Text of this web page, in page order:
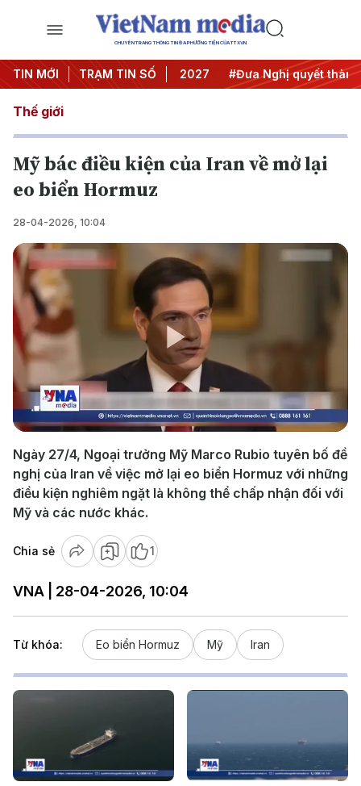
CHUYÊN TRANG THÔNG TIN ĐA PHƯƠNG TIỆN CỦA TTXVN
TIN MỚI TRẠM TIN SỐ
Trung ương 3 #APEC 2027 #Đưa Nghị quyết thành
Thế giới
Mỹ bác điều kiện của Iran về mở lại
eo biển Hormuz
28-04-2026, 10:04
Play
Video
Ngày 27/4, Ngoại trưởng Mỹ Marco Rubio tuyên bố đề
nghị của Iran về việc mở lại eo biển Hormuz với những
điều kiện nghiêm ngặt là không thể chấp nhận đối với
Mỹ và các nước khác.
Chia sẻ 1
VNA | 28-04-2026, 10:04
Từ khóa: Eo biển Hormuz Mỹ Iran